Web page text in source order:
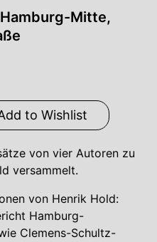
Mitte,
to Wishlist
von vier Autoren zu
versammelt.
von Henrik Hold:
Hamburg-
Clemens-Schultz-